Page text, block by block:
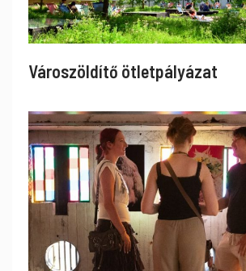
Városzöldítő ötletpályázat